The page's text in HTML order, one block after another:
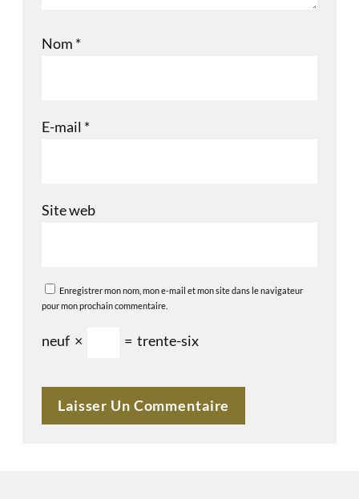
Nom *
E-mail *
Site web
Enregistrer mon nom, mon e-mail et mon site dans le navigateur
pour mon prochain commentaire.
neuf × = trente-six